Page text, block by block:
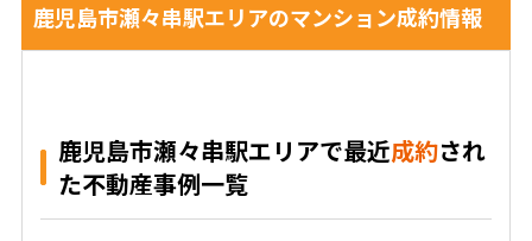
鹿児島市瀬々串駅エリアのマンション成約情報
鹿児島市瀬々串駅エリアで最近成約され
た不動産事例一覧